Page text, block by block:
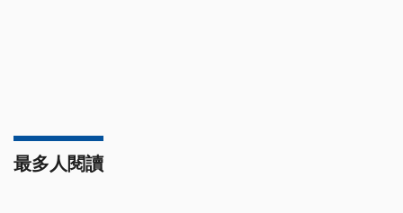
最多人閱讀